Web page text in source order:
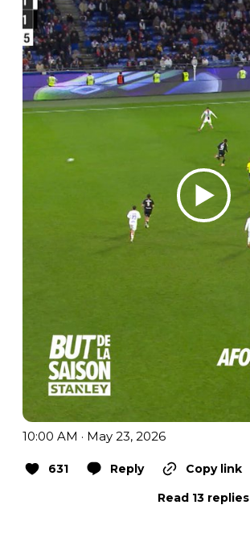
10:00 AM · May 23, 2026
631 Reply
Copy link
Read 13 replies